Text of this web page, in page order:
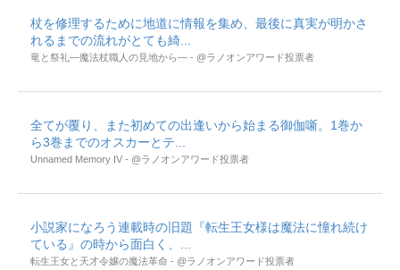
杖を修理するために地道に情報を集め、最後に真実が明かさ
れるまでの流れがとても綺...
竜と祭礼―魔法杖職人の見地から― - @ラノオンアワード投票者
全てが覆り、また初めての出逢いから始まる御伽噺。1巻か
ら3巻までのオスカーとテ...
Unnamed Memory IV - @ラノオンアワード投票者
小説家になろう連載時の旧題『転生王女様は魔法に憧れ続け
ている』の時から面白く、...
転生王女と天才令嬢の魔法革命 - @ラノオンアワード投票者